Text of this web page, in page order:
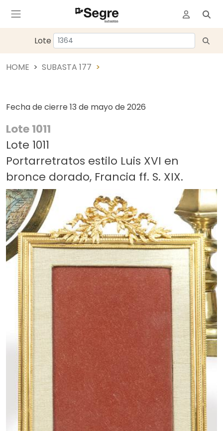
Lote
HOME SUBASTA 177
Fecha de cierre 13 de mayo de 2026
Lote 1011
Lote 1011
Portarretratos estilo Luis XVI en
bronce dorado, Francia ff. S. XIX.